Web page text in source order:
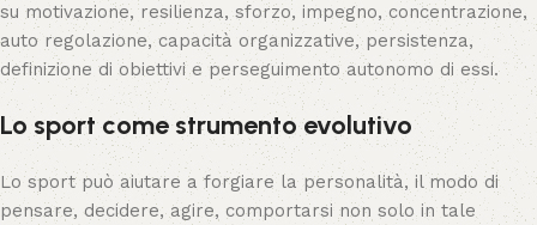
su motivazione, resilienza, sforzo, impegno, concentrazione,
auto regolazione, capacità organizzative, persistenza,
definizione di obiettivi e perseguimento autonomo di essi.
Lo sport come strumento evolutivo
Lo sport può aiutare a forgiare la personalità, il modo di
pensare, decidere, agire, comportarsi non solo in tale